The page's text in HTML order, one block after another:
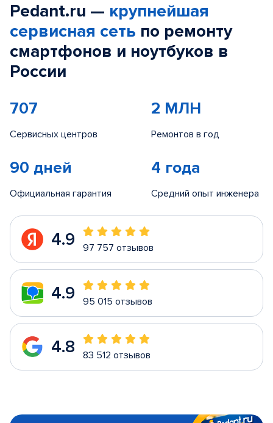
Pedant.ru — крупнейшая
сервисная сеть по ремонту
смартфонов и ноутбуков в
России
707
Сервисных центров
2 МЛН
Ремонтов в год
90 дней
Официальная гарантия
4 года
Средний опыт инженера
4.9 97 757 отзывов
4.9 95 015 отзывов
4.8 83 512 отзывов